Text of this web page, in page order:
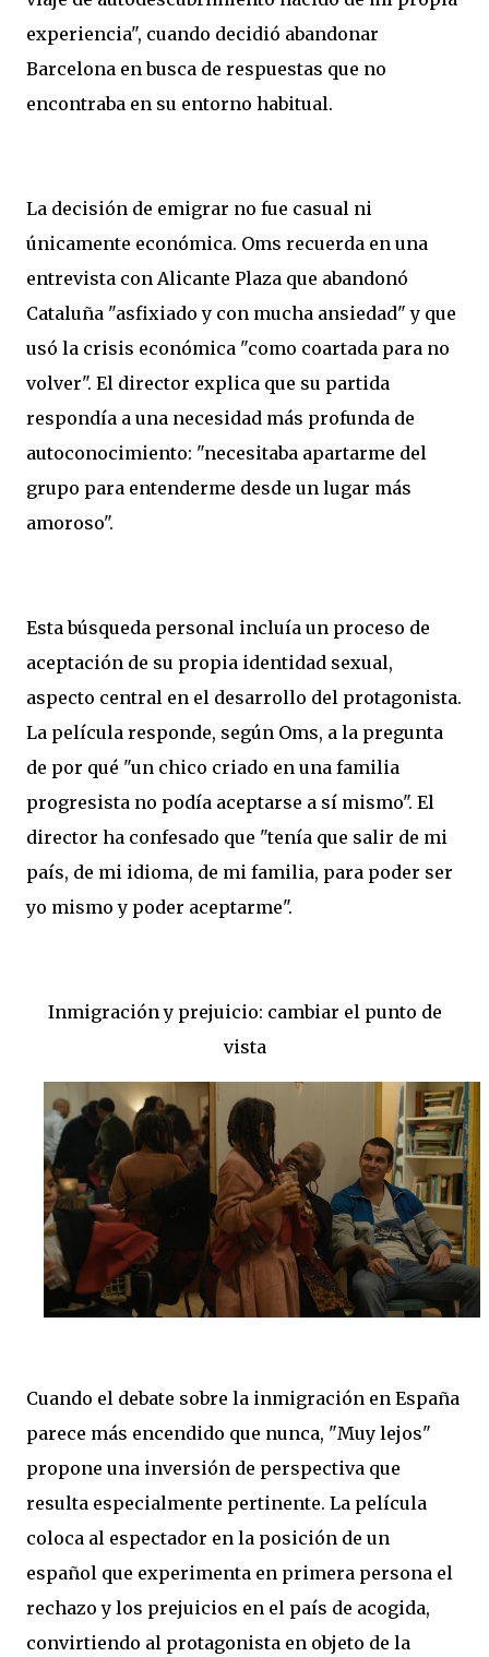
experiencia", cuando decidió abandonar
Barcelona en busca de respuestas que no
encontraba en su entorno habitual.
La decisión de emigrar no fue casual ni
únicamente económica. Oms recuerda en una
entrevista con Alicante Plaza que abandonó
Cataluña "asfixiado y con mucha ansiedad" y que
usó la crisis económica "como coartada para no
volver". El director explica que su partida
respondía a una necesidad más profunda de
autoconocimiento: "necesitaba apartarme del
grupo para entenderme desde un lugar más
amoroso".
Esta búsqueda personal incluía un proceso de
aceptación de su propia identidad sexual,
aspecto central en el desarrollo del protagonista.
La película responde, según Oms, a la pregunta
de por qué "un chico criado en una familia
progresista no podía aceptarse a sí mismo". El
director ha confesado que "tenía que salir de mi
país, de mi idioma, de mi familia, para poder ser
yo mismo y poder aceptarme".
Inmigración y prejuicio: cambiar el punto de
vista
Cuando el debate sobre la inmigración en España
parece más encendido que nunca, "Muy lejos"
propone una inversión de perspectiva que
resulta especialmente pertinente. La película
coloca al espectador en la posición de un
español que experimenta en primera persona el
rechazo y los prejuicios en el país de acogida,
convirtiendo al protagonista en objeto de la